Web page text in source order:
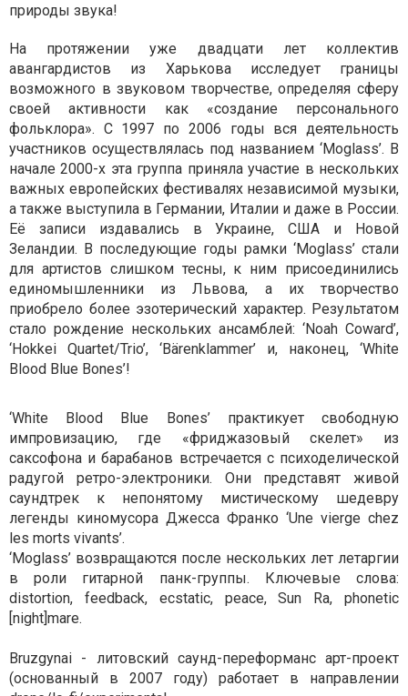
природы звука!
На протяжении уже двадцати лет коллектив
авангардистов из Харькова исследует границы
возможного в звуковом творчестве, определяя сферу
своей активности как «создание персонального
фольклора». С 1997 по 2006 годы вся деятельность
участников осуществлялась под названием ‘Moglass’. В
начале 2000-х эта группа приняла участие в нескольких
важных европейских фестивалях независимой музыки,
а также выступила в Германии, Италии и даже в России.
Её записи издавались в Украине, США и Новой
Зеландии. В последующие годы рамки ‘Moglass’ стали
для артистов слишком тесны, к ним присоединились
единомышленники из Львова, а их творчество
приобрело более эзотерический характер. Результатом
стало рождение нескольких ансамблей: ‘Noah Coward’,
‘Hokkei Quartet/Trio’, ‘Bärenklammer’ и, наконец, ‘White
Blood Blue Bones’!
‘White Blood Blue Bones’ практикует свободную
импровизацию, где «фриджазовый скелет» из
саксофона и барабанов встречается с психоделической
радугой ретро-электроники. Они представят живой
саундтрек к непонятому мистическому шедевру
легенды киномусора Джесса Франко ‘Une vierge chez
les morts vivants’.
‘Moglass’ возвращаются после нескольких лет летаргии
в роли гитарной панк-группы. Ключевые слова:
distortion, feedback, ecstatic, peace, Sun Ra, phonetic
[night]mare.
Bruzgynai - литовский саунд-переформанс арт-проект
(основанный в 2007 году) работает в направлении